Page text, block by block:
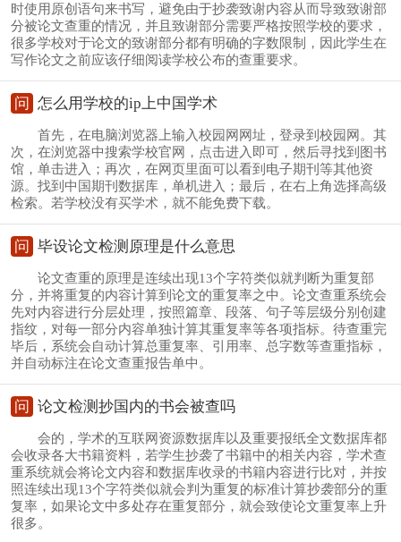
时使用原创语句来书写，避免由于抄袭致谢内容从而导致致谢部
分被论文查重的情况，并且致谢部分需要严格按照学校的要求，
很多学校对于论文的致谢部分都有明确的字数限制，因此学生在
写作论文之前应该仔细阅读学校公布的查重要求。
问 怎么用学校的ip上中国学术
首先，在电脑浏览器上输入校园网网址，登录到校园网。其
次，在浏览器中搜索学校官网，点击进入即可，然后寻找到图书
馆，单击进入；再次，在网页里面可以看到电子期刊等其他资
源。找到中国期刊数据库，单机进入；最后，在右上角选择高级
检索。若学校没有买学术，就不能免费下载。
问 毕设论文检测原理是什么意思
论文查重的原理是连续出现13个字符类似就判断为重复部
分，并将重复的内容计算到论文的重复率之中。论文查重系统会
先对内容进行分层处理，按照篇章、段落、句子等层级分别创建
指纹，对每一部分内容单独计算其重复率等各项指标。待查重完
毕后，系统会自动计算总重复率、引用率、总字数等查重指标，
并自动标注在论文查重报告单中。
问 论文检测抄国内的书会被查吗
会的，学术的互联网资源数据库以及重要报纸全文数据库都
会收录各大书籍资料，若学生抄袭了书籍中的相关内容，学术查
重系统就会将论文内容和数据库收录的书籍内容进行比对，并按
照连续出现13个字符类似就会判为重复的标准计算抄袭部分的重
复率，如果论文中多处存在重复部分，就会致使论文重复率上升
很多。